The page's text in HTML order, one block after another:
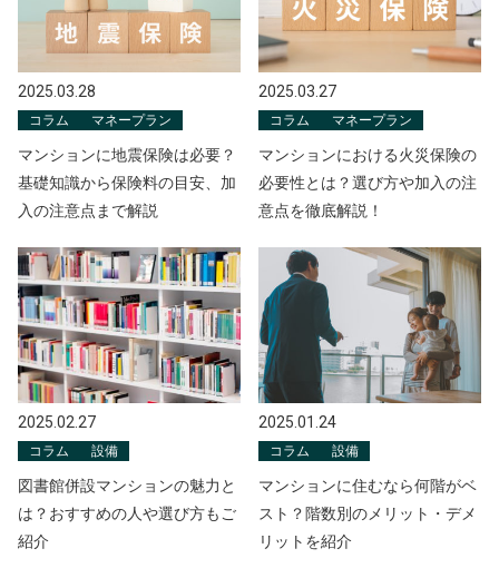
2025.03.28
コラム マネープラン
マンションに地震保険は必要？
基礎知識から保険料の目安、加
入の注意点まで解説
2025.03.27
コラム マネープラン
マンションにおける火災保険の
必要性とは？選び方や加入の注
意点を徹底解説！
2025.02.27
コラム 設備
図書館併設マンションの魅力と
は？おすすめの人や選び方もご
紹介
2025.01.24
コラム 設備
マンションに住むなら何階がベ
スト？階数別のメリット・デメ
リットを紹介